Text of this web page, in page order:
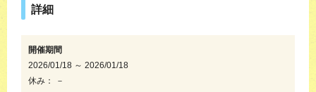
詳細
開催期間
2026/01/18 ～ 2026/01/18
休み： －